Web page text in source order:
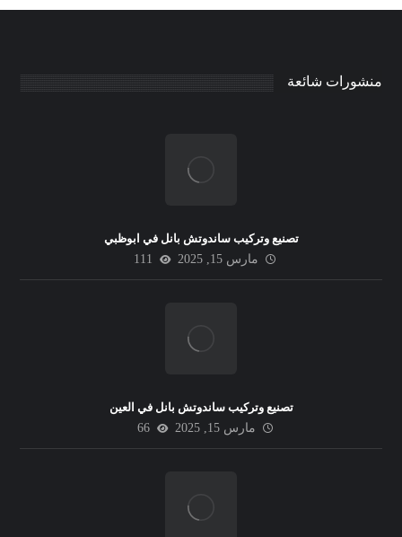
منشورات شائعة
تصنيع وتركيب ساندوتش بانل في ابوظبي
مارس 15, 2025
111
تصنيع وتركيب ساندوتش بانل في العين
مارس 15, 2025
66